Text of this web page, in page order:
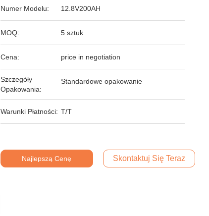
Numer Modelu: 12.8V200AH
MOQ: 5 sztuk
Cena: price in negotiation
Szczegóły
Opakowania:
Standardowe opakowanie
Warunki Płatności: T/T
Najlepszą Cenę Skontaktuj Się Teraz